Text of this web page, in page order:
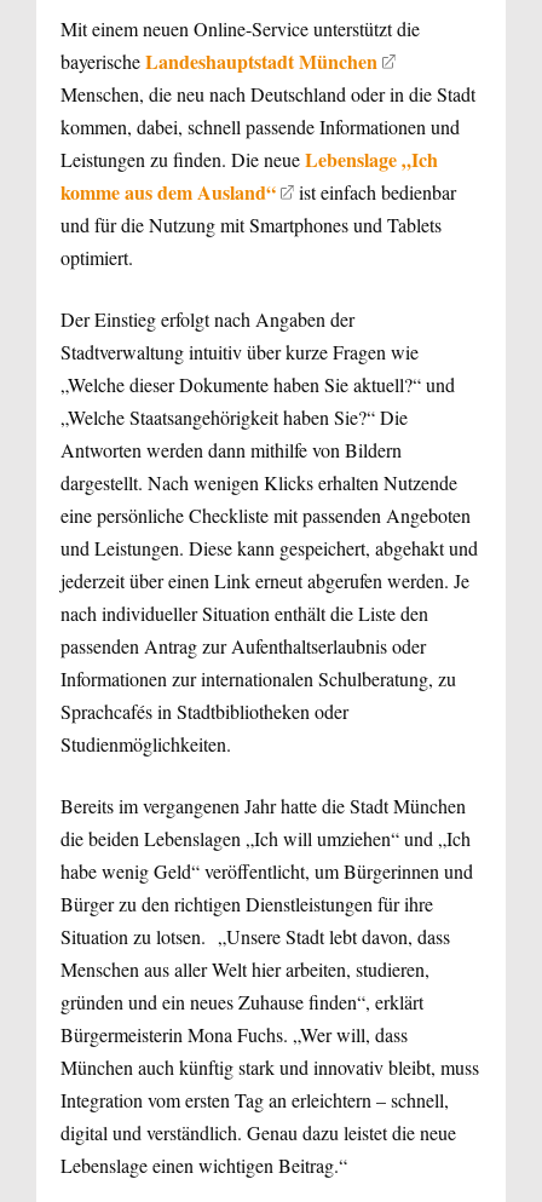
Mit einem neuen Online-Service unterstützt die
bayerischeLandeshauptstadt München
Menschen, die neu nach Deutschland oder in die Stadt
kommen, dabei, schnell passende Informationen und
Leistungen zu finden. Die neueLebenslage „Ich
komme aus dem Ausland“
ist einfach bedienbar
und für die Nutzung mit Smartphones und Tablets
optimiert.
Der Einstieg erfolgt nach Angaben der
Stadtverwaltung intuitiv über kurze Fragen wie
„Welche dieser Dokumente haben Sie aktuell?“ und
„Welche Staatsangehörigkeit haben Sie?“ Die
Antworten werden dann mithilfe von Bildern
dargestellt. Nach wenigen Klicks erhalten Nutzende
eine persönliche Checkliste mit passenden Angeboten
und Leistungen. Diese kann gespeichert, abgehakt und
jederzeit über einen Link erneut abgerufen werden. Je
nach individueller Situation enthält die Liste den
passenden Antrag zur Aufenthaltserlaubnis oder
Informationen zur internationalen Schulberatung, zu
Sprachcafés in Stadtbibliotheken oder
Studienmöglichkeiten.
Bereits im vergangenen Jahr hatte die Stadt München
die beiden Lebenslagen „Ich will umziehen“ und „Ich
habe wenig Geld“ veröffentlicht, um Bürgerinnen und
Bürger zu den richtigen Dienstleistungen für ihre
Situation zu lotsen. „Unsere Stadt lebt davon, dass
Menschen aus aller Welt hier arbeiten, studieren,
gründen und ein neues Zuhause finden“, erklärt
Bürgermeisterin Mona Fuchs. „Wer will, dass
München auch künftig stark und innovativ bleibt, muss
Integration vom ersten Tag an erleichtern – schnell,
digital und verständlich. Genau dazu leistet die neue
Lebenslage einen wichtigen Beitrag.“